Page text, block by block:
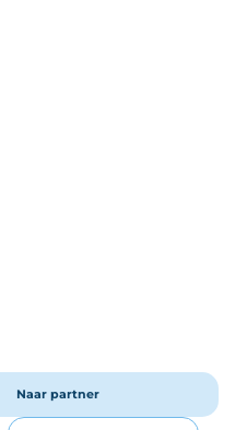
Naar partner